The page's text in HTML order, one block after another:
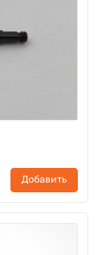
Добавить